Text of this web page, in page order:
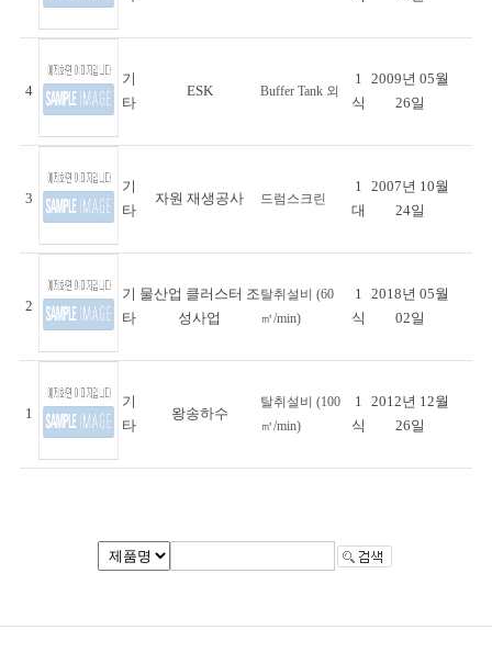
4
기
타
ESK Buffer Tank 외
1
식
2009년 05월
26일
3
기
타
자원 재생공사 드럼스크린
1
대
2007년 10월
24일
2
기
타
물산업 클러스터 조
성사업
탈취설비 (60
㎥/min)
1
식
2018년 05월
02일
1
기
타
왕송하수
탈취설비 (100
㎥/min)
1
식
2012년 12월
26일